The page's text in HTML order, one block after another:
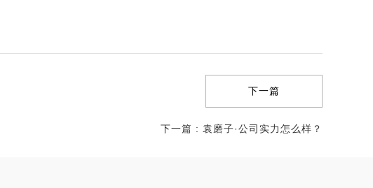
下一篇
下一篇 : 袁磨子·公司实力怎么样？